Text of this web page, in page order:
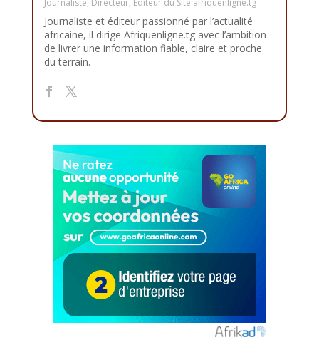
Journaliste et éditeur passionné par l’actualité
africaine, il dirige Afriquenligne.tg avec l’ambition
de livrer une information fiable, claire et proche
du terrain.